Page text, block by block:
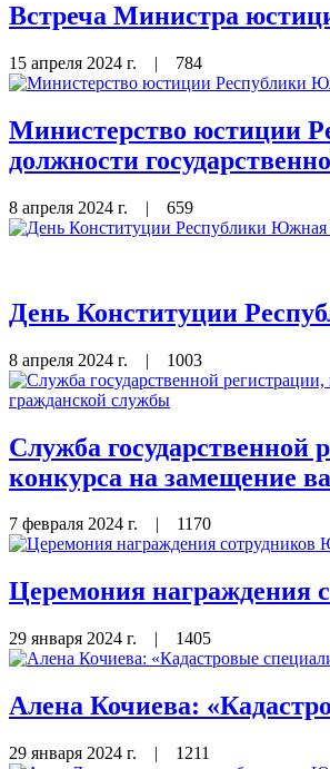
Встреча Министра
15 апреля 2024 г. | 784
Министерство юстиции
должности
8 апреля 2024 г. | 659
День Конституции
8 апреля 2024 г. | 1003
Служба
конкурса на замещение
7 февраля 2024 г. | 1170
Церемония награждения
29 января 2024 г. | 1405
Алена Кочиева:
29 января 2024 г. | 1211